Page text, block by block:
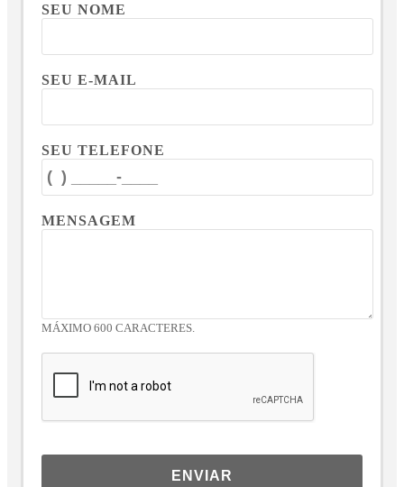
SEU NOME
SEU E-MAIL
SEU TELEFONE
MENSAGEM
MÁXIMO 600 CARACTERES.
ENVIAR